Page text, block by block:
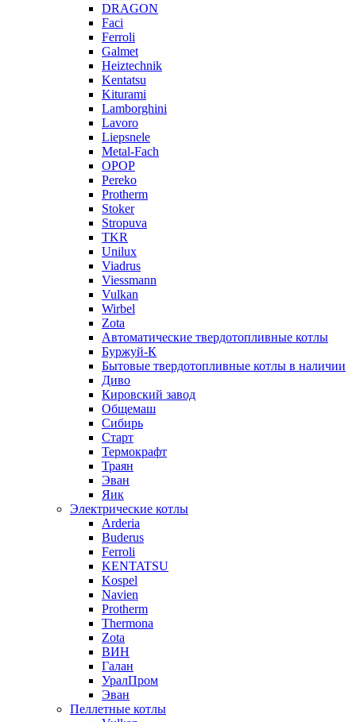
DRAGON
Faci
Ferroli
Galmet
Heiztechnik
Kentatsu
Kiturami
Lamborghini
Lavoro
Liepsnele
Metal-Fach
OPOP
Pereko
Protherm
Stoker
Stropuva
TKR
Unilux
Viadrus
Viessmann
Vulkan
Wirbel
Zota
Автоматические твердотопливные котлы
Буржуй-К
Бытовые твердотопливные котлы в наличии
Диво
Кировский завод
Общемаш
Сибирь
Старт
Термокрафт
Траян
Эван
Яик
Электрические котлы
Arderia
Buderus
Ferroli
KENTATSU
Kospel
Navien
Protherm
Thermona
Zota
ВИН
Галан
УралПром
Эван
Пеллетные котлы